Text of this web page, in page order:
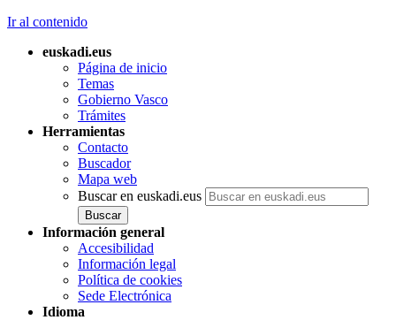
Ir al contenido
euskadi.eus
Página de inicio
Temas
Gobierno Vasco
Trámites
Herramientas
Contacto
Buscador
Mapa web
Buscar en euskadi.eus
Información general
Accesibilidad
Información legal
Política de cookies
Sede Electrónica
Idioma